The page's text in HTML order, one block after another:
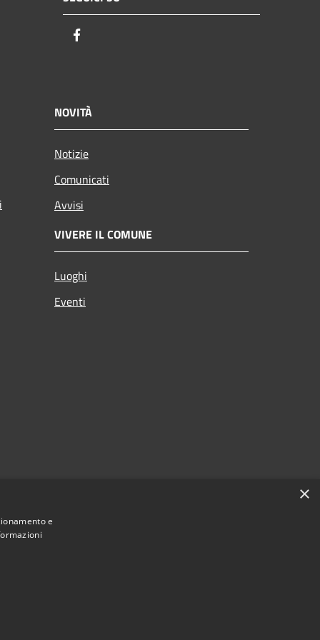
NOVITÀ
Notizie
Comunicati
Avvisi
VIVERE IL COMUNE
Luoghi
Eventi
×
e